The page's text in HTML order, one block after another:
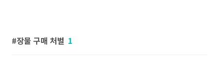
장물 구매 처벌 1